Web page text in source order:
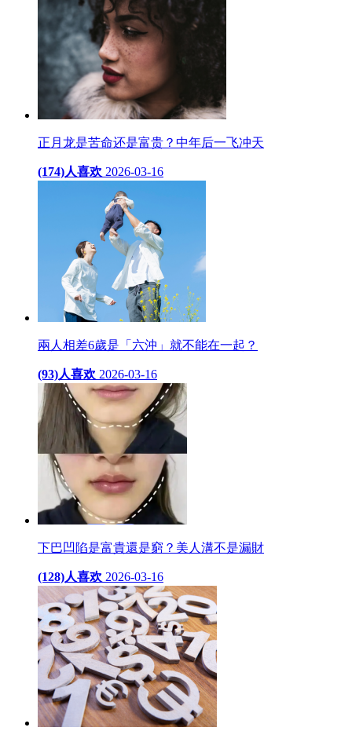
正月龙是苦命还是富贵？中年后一飞冲天
(174)人喜欢 2026-03-16
兩人相差6歲是「六沖」就不能在一起？
(93)人喜欢 2026-03-16
下巴凹陷是富貴還是窮？美人溝不是漏財
(128)人喜欢 2026-03-16